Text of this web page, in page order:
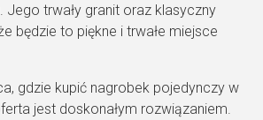
Jego trwały granit oraz klasyczny
będzie to piękne i trwałe miejsce
gdzie kupić nagrobek pojedynczy w
jest doskonałym rozwiązaniem.